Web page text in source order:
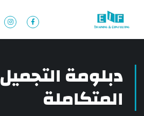
دبلومة التجميل
المتكاملة